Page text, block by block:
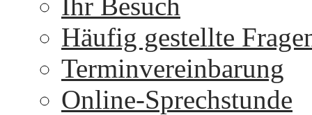
Häufig gestellte
Terminvereinbarung
Online-Sprechstunde